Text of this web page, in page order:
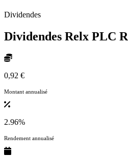
Dividendes
Dividendes Relx PLC R
0,92 €
Montant annualisé
2.96%
Rendement annualisé